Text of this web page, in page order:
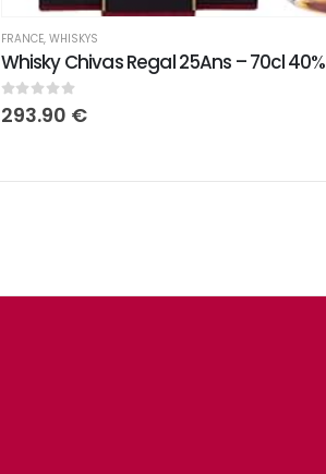
FRANCE, WHISKYS
Whisky Chivas Regal 25Ans – 70cl 40%
0sur 5
293.90 €